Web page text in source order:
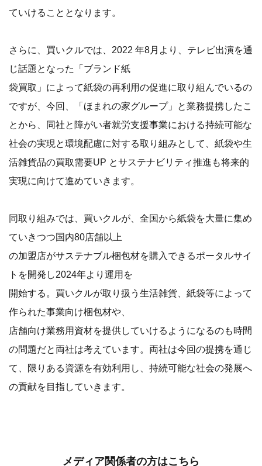
ていけることとなります。
さらに、買いクルでは、2022 年8月より、テレビ出演を通
じ話題となった「ブランド紙
袋買取」によって紙袋の再利用の促進に取り組んでいるの
ですが、今回、「ほまれの家グループ」と業務提携したこ
とから、同社と障がい者就労支援事業における持続可能な
社会の実現と環境配慮に対する取り組みとして、紙袋や生
活雑貨品の買取需要UP とサステナビリティ推進も将来的
実現に向けて進めていきます。
同取り組みでは、買いクルが、全国から紙袋を大量に集め
ていきつつ国内80店舗以上
の加盟店がサステナブル梱包材を購入できるポータルサイ
トを開発し2024年より運用を
開始する。買いクルが取り扱う生活雑貨、紙袋等によって
作られた事業向け梱包材や、
店舗向け業務用資材を提供していけるようになるのも時間
の問題だと両社は考えています。両社は今回の提携を通じ
て、限りある資源を有効利用し、持続可能な社会の発展へ
の貢献を目指していきます。
メディア関係者の方はこちら